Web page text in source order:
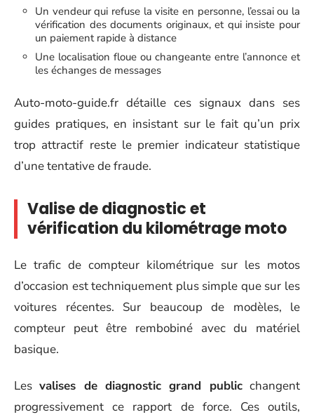
Un vendeur qui refuse la visite en personne, l’essai ou la
vérification des documents originaux, et qui insiste pour
un paiement rapide à distance
Une localisation floue ou changeante entre l’annonce et
les échanges de messages
Auto-moto-guide.fr détaille ces signaux dans ses
guides pratiques, en insistant sur le fait qu’un prix
trop attractif reste le premier indicateur statistique
d’une tentative de fraude.
Valise de diagnostic et
vérification du kilométrage moto
Le trafic de compteur kilométrique sur les motos
d’occasion est techniquement plus simple que sur les
voitures récentes. Sur beaucoup de modèles, le
compteur peut être rembobiné avec du matériel
basique.
Lesvalises de diagnostic grand publicchangent
progressivement ce rapport de force. Ces outils,